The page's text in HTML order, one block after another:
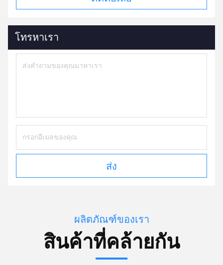
โทรหาเรา
ส่ง
ผลิตภัณฑ์ของเรา
สินค้าที่คล้ายกัน